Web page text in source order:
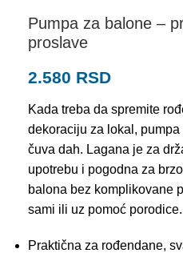
Pumpa za balone –
proslave
2.580 RSD
Kada treba da spremite
dekoraciju za lokal,
čuva dah. Lagana je za
upotrebu i pogodna za
balona bez komplikovane
sami ili uz pomoć porodice.
Praktična za rođendane,